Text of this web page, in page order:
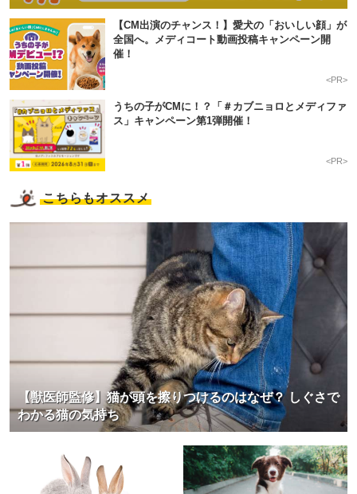
【CM出演のチャンス！】愛犬の「おいしい顔」が
全国へ。メディコート動画投稿キャンペーン開
催！
<PR>
うちの子がCMに！？「＃カブニョロとメディファ
ス」キャンペーン第1弾開催！
<PR>
こちらもオススメ
【獣医師監修】猫が頭を擦りつけるのはなぜ？ しぐさで
わかる猫の気持ち